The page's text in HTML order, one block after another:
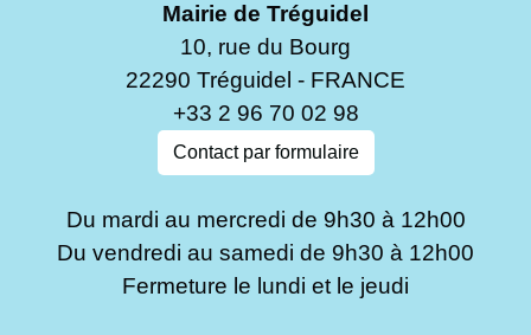
Mairie de Tréguidel
10, rue du Bourg
22290 Tréguidel - FRANCE
+33 2 96 70 02 98
Contact par formulaire
Du mardi au mercredi de 9h30 à 12h00
Du vendredi au samedi de 9h30 à 12h00
Fermeture le lundi et le jeudi